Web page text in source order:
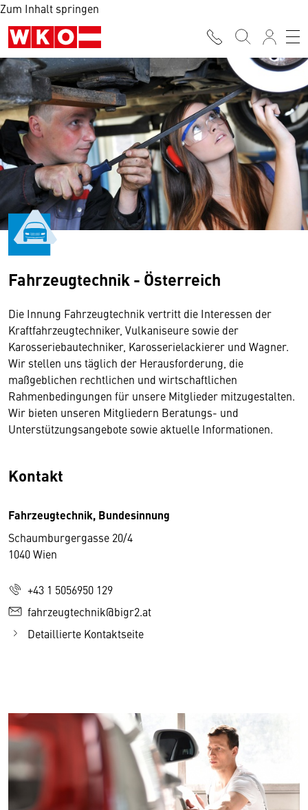
Zum Inhalt springen
Fahrzeugtechnik - Österreich
Die Innung Fahrzeugtechnik vertritt die Interessen der
Kraftfahrzeugtechniker, Vulkaniseure sowie der
Karosseriebautechniker, Karosserielackierer und Wagner.
Wir stellen uns täglich der Herausforderung, die
maßgeblichen rechtlichen und wirtschaftlichen
Rahmenbedingungen für unsere Mitglieder mitzugestalten.
Wir bieten unseren Mitgliedern Beratungs- und
Unterstützungsangebote sowie aktuelle Informationen.
Kontakt
Fahrzeugtechnik, Bundesinnung
Schaumburgergasse 20/4
1040 Wien
+43 1 5056950 129
fahrzeugtechnik@bigr2.at
Detaillierte Kontaktseite